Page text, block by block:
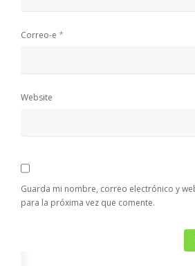
Correo-e *
Website
Guarda mi nombre, correo electrónico y
para la próxima vez que comente.